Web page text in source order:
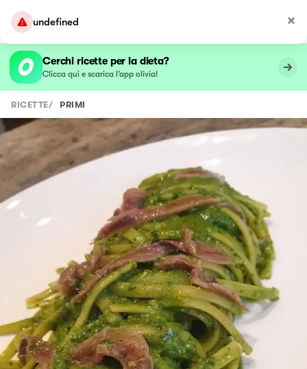
undefined
Cerchi ricette per la dieta?
Clicca qui e scarica l’app olivia!
RICETTE/ PRIMI